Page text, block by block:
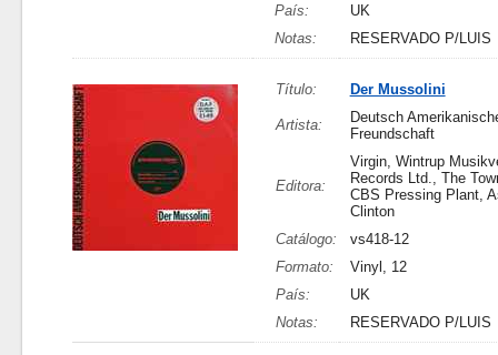
País:
UK
Notas:
RESERVADO P/LUIS
Título: Der Mussolini
Artista:
Deutsch
Freundschaft
Editora:
Virgin, Wintrup
Records Ltd., The
CBS Pressing Plant,
Clinton
Catálogo:
vs418-12
Formato:
Vinyl, 12
País:
UK
Notas:
RESERVADO P/LUIS